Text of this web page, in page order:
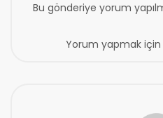
Bu gönderiye yorum
Yorum yapmak için